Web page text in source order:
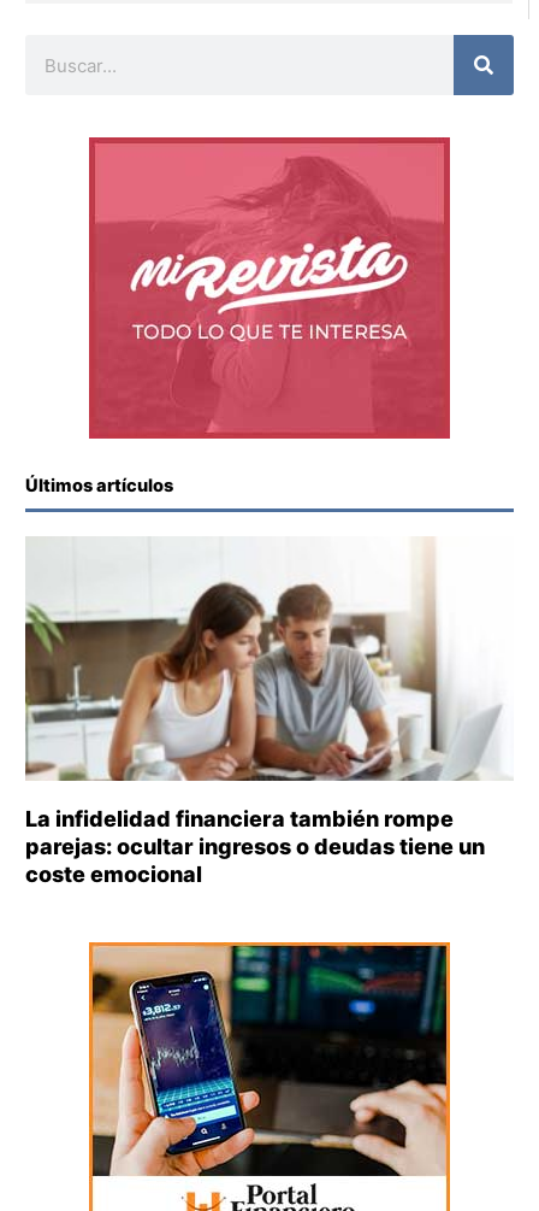
Últimos artículos
La infidelidad financiera también rompe
parejas: ocultar ingresos o deudas tiene un
coste emocional